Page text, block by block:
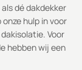
dé dakdekker
hulp in voor
Voor
hebben wij een